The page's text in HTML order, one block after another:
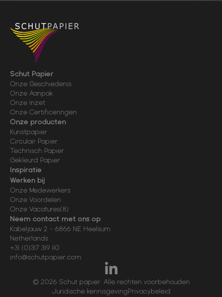
Schut Papier
Onze Geschiedenis
Onze Aanpak
Onze Inzet
Onze Certificeringen
Onze producten
Kunstpapier
Circulair Papier
Technisch Papier
Gekleurd Papier
Inspiratie
Werken bij
Onze Medewerkers
Onze Voordelen
Onze Vacatures(8)
Neem contact met ons op
Kabeljauw 2 - 6866 NE Heelsum
Netherlands
+31 (0)317 319 110
info@schutpapier.com
© 2026 Schut papier. Alle rechten voorbehouden
Juridische kennisgevingPrivacybeleid